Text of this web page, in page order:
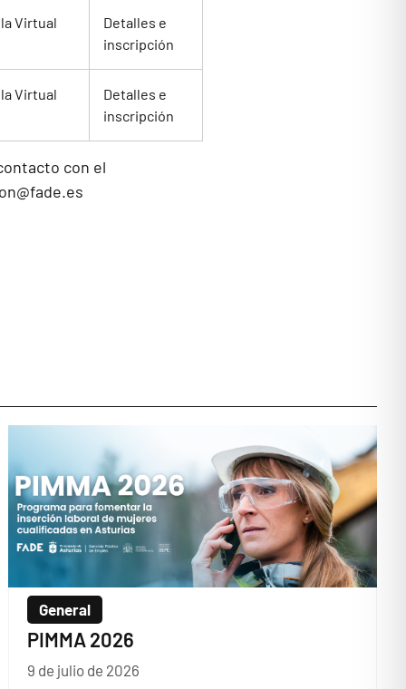
Virtual
Detalles e
inscripción
Virtual
Detalles e
inscripción
con el
General
PIMMA 2026
9 de julio de 2026